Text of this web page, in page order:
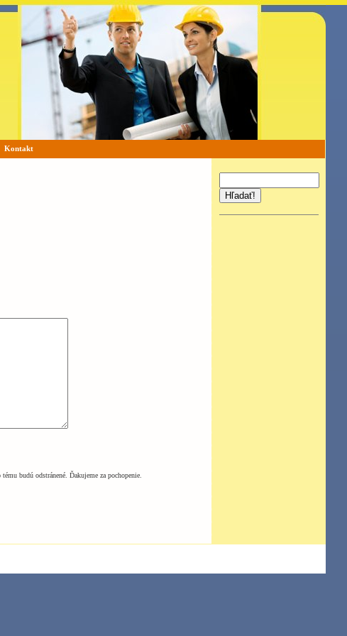
Kontakt
budú odstránené. Ďakujeme za pochopenie.
Hľadať!